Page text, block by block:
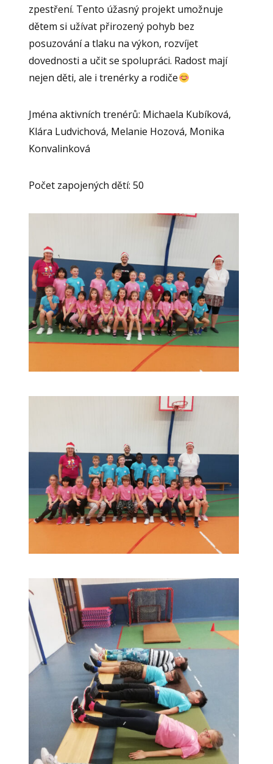
zpestření. Tento úžasný projekt umožnuje
dětem si užívat přirozený pohyb bez
posuzování a tlaku na výkon, rozvíjet
dovednosti a učit se spolupráci. Radost mají
nejen děti, ale i trenérky a rodiče
Jména aktivních trenérů: Michaela Kubíková,
Klára Ludvichová, Melanie Hozová, Monika
Konvalinková
Počet zapojených dětí: 50